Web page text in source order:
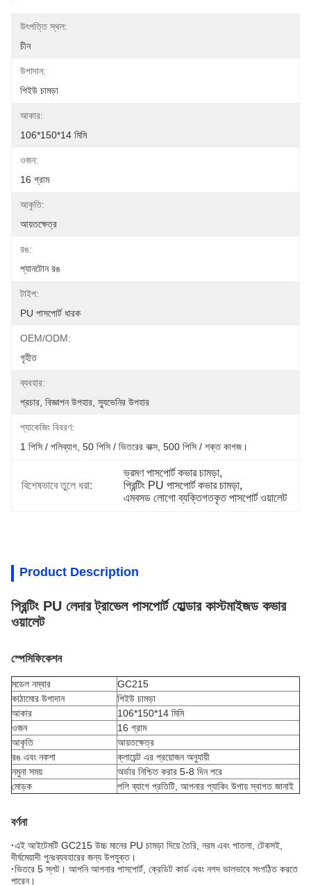
উৎপত্তি স্থল:
চীন
উপাদান:
পিইউ চামড়া
আকার:
106*150*14 মিমি
ওজন:
16 গ্রাম
আকৃতি:
আয়তক্ষেত্র
রঙ:
প্যানটোন রঙ
টাইপ:
PU পাসপোর্ট ধারক
OEM/ODM:
গৃহীত
ব্যবহার:
প্রচার, বিজ্ঞাপন উপহার, স্যুভেনির উপহার
প্যাকেজিং বিবরণ:
1 পিসি / পলিব্যাগ, 50 পিসি / ভিতরের বাক্স, 500 পিসি / শক্ত কাগজ।
বিশেষভাবে তুলে ধরা:
ভ্রমণ পাসপোর্ট কভার চামড়া,
প্রিন্টিং PU পাসপোর্ট কভার চামড়া,
এমবসড লোগো ব্যক্তিগতকৃত পাসপোর্ট ওয়ালেট
Product Description
প্রিন্টিং PU লেদার ট্রাভেল পাসপোর্ট হোল্ডার কাস্টমাইজড কভার
ওয়ালেট
স্পেসিফিকেশন
মডেল নম্বার
GC215
কাঠামোর উপাদান
পিইউ চামড়া
আকার
106*150*14 মিমি
ওজন
16 গ্রাম
আকৃতি
আয়তক্ষেত্র
রঙ এবং নকশা
ক্লায়েন্ট এর প্রয়োজন অনুযায়ী
নমুনা সময়
অর্ডার নিশ্চিত করার 5-8 দিন পরে
মোড়ক
পলি ব্যাগে প্রতিটি, আপনার প্যাকিং উপায় স্বাগত জানাই
বর্ণনা
·এই আইটেমটি GC215 উচ্চ মানের PU চামড়া দিয়ে তৈরি, নরম এবং পাতলা, টেকসই,
দীর্ঘমেয়াদী পুনঃব্যবহারের জন্য উপযুক্ত।
·ভিতরে 5 স্লট। আপনি আপনার পাসপোর্ট, ক্রেডিট কার্ড এবং নগদ ভালভাবে সংগঠিত করতে
পারেন।